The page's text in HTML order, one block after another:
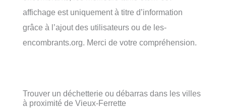
affichage est uniquement à titre d’information
grâce à l’ajout des utilisateurs ou de les-
encombrants.org. Merci de votre compréhension.
Trouver un déchetterie ou débarras dans les villes
à proximité de Vieux-Ferrette